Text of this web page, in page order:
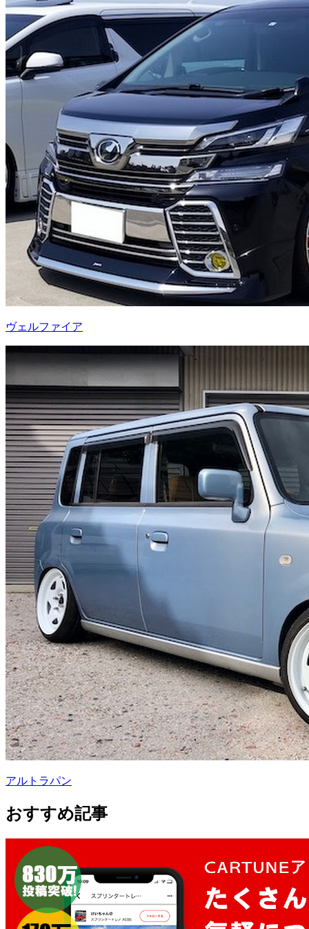
ヴェルファイア
アルトラパン
おすすめ記事